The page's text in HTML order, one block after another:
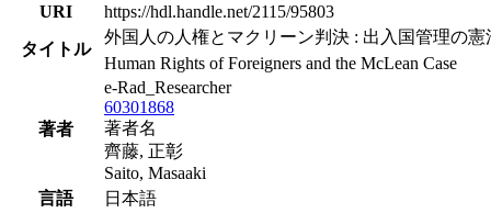
URI
https://hdl.handle.net/2115/95803
タイトル
外国人の人権とマクリーン判決 : 出入国管理の憲
Human Rights of Foreigners and the McLean Case
著者
e-Rad_Researcher
60301868
著者名
齊藤, 正彰
Saito, Masaaki
言語
日本語